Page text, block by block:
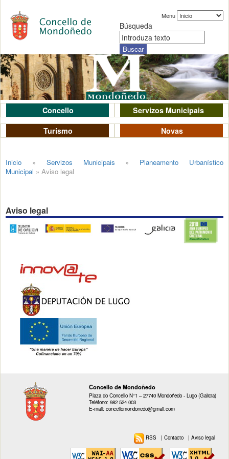
Menu
Búsqueda
Concello
Servizos Municipais
Turismo
Novas
Inicio » Servizos Municipais » Planeamento Urbanístico
Municipal » Aviso legal
Aviso legal
Concello de Mondoñedo
Plaza do Concello N°1 – 27740 Mondoñedo - Lugo (Galicia)
Teléfono: 982 524 003
E-mail: concellomondonedo@gmail.com
RSS |Contacto |Aviso legal